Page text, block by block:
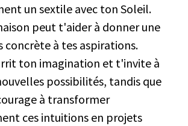
un sextile avec ton Soleil.
peut t'aider à donner une
concrète à tes aspirations.
ton imagination et t'invite à
possibilités, tandis que
à transformer
ces intuitions en projets